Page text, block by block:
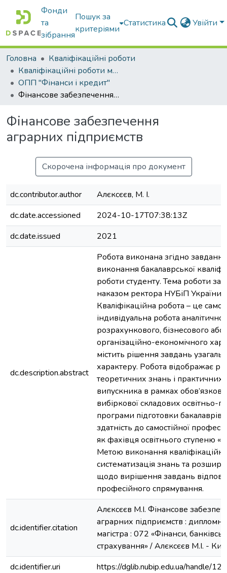
Фонди
та
зібрання
Пошук за
критеріями
Статистика Увійти
Головна
Кваліфікаційні роботи
Кваліфікаційні роботи магістрів
ОПП "Фінанси і кредит"
Фінансове забезпечення аграрних підприємств
Фінансове забезпечення
аграрних підприємств
Скорочена інформація про документ
dc.contributor.author
Алєксєєв, М. І.
dc.date.accessioned
2024-10-17T07:38:13Z
dc.date.issued
2021
dc.description.abstract
Робота виконана згідно
виконання бакалаврської
роботи студенту. Тема роботи
наказом ректора НУБіП України.
Кваліфікаційна робота – це
індивідуальна робота
розрахункового, бізнесового або
організаційно-економічного
містить рішення завдань
характеру. Робота відображає
теоретичних знань і практичних
випускника в рамках
вибіркової складових освітньо-
програми підготовки бакалаврів,
здатність до самостійної
як фахівця освітнього ступеню
Метою виконання
систематизація знань та
щодо вирішення завдань
професійного спрямування.
dc.identifier.citation
Алєксєєв М.І. Фінансове
аграрних підприємств : дипломна
магістра : 072 «Фінанси,
страхування» / Алєксєєв М.І. -
dc.identifier.uri
https://dglib.nubip.edu.ua/handle/